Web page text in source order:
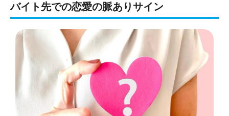
バイト先での恋愛の脈ありサイン